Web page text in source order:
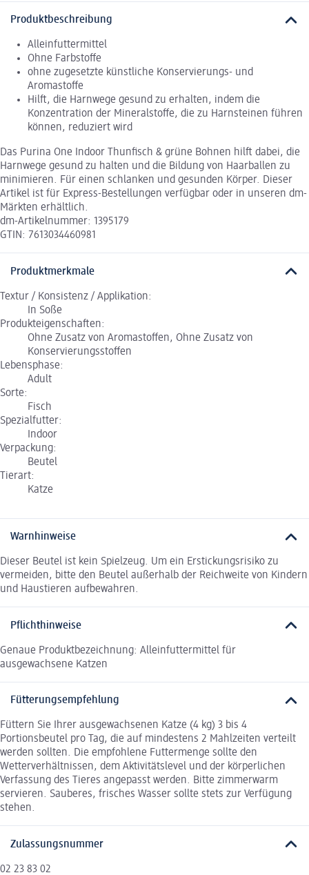
Produktbeschreibung
Alleinfuttermittel
Ohne Farbstoffe
ohne zugesetzte künstliche Konservierungs- und
Aromastoffe
Hilft, die Harnwege gesund zu erhalten, indem die
Konzentration der Mineralstoffe, die zu Harnsteinen führen
können, reduziert wird
Das Purina One Indoor Thunfisch & grüne Bohnen hilft dabei, die
Harnwege gesund zu halten und die Bildung von Haarballen zu
minimieren. Für einen schlanken und gesunden Körper. Dieser
Artikel ist für Express-Bestellungen verfügbar oder in unseren dm-
Märkten erhältlich.
dm-Artikelnummer: 1395179
GTIN: 7613034460981
Produktmerkmale
Textur / Konsistenz / Applikation:
In Soße
Produkteigenschaften:
Ohne Zusatz von Aromastoffen, Ohne Zusatz von
Konservierungsstoffen
Lebensphase:
Adult
Sorte:
Fisch
Spezialfutter:
Indoor
Verpackung:
Beutel
Tierart:
Katze
Warnhinweise
Dieser Beutel ist kein Spielzeug. Um ein Erstickungsrisiko zu
vermeiden, bitte den Beutel außerhalb der Reichweite von Kindern
und Haustieren aufbewahren.
Pflichthinweise
Genaue Produktbezeichnung: Alleinfuttermittel für
ausgewachsene Katzen
Fütterungsempfehlung
Füttern Sie Ihrer ausgewachsenen Katze (4 kg) 3 bis 4
Portionsbeutel pro Tag, die auf mindestens 2 Mahlzeiten verteilt
werden sollten. Die empfohlene Futtermenge sollte den
Wetterverhältnissen, dem Aktivitätslevel und der körperlichen
Verfassung des Tieres angepasst werden. Bitte zimmerwarm
servieren. Sauberes, frisches Wasser sollte stets zur Verfügung
stehen.
Zulassungsnummer
02 23 83 02